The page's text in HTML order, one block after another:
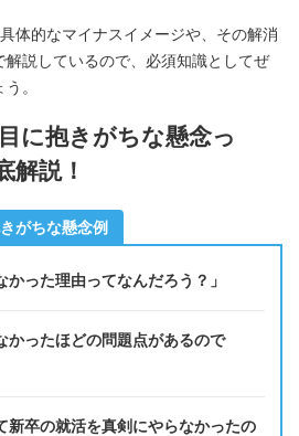
体的なマイナスイメージや、その解消
説しているので、必須知識としてぜ
。
に抱きがちな懸念っ
解説！
がちな懸念例
かった理由ってなんだろう？」
かったほどの問題点があるので
新卒の就活を真剣にやらなかったの